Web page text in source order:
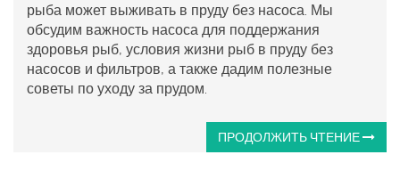
рыба может выживать в пруду без насоса. Мы
обсудим важность насоса для поддержания
здоровья рыб, условия жизни рыб в пруду без
насосов и фильтров, а также дадим полезные
советы по уходу за прудом.
ПРОДОЛЖИТЬ ЧТЕНИЕ